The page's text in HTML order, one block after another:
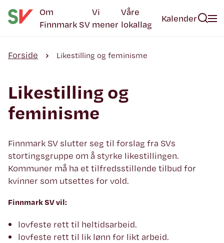
Om
Finnmark SV
Vi
mener
Våre
lokallag
Kalender
Forside Likestilling og feminisme
Likestilling og
feminisme
Finnmark SV slutter seg til forslag fra SVs
stortingsgruppe om å styrke likestillingen.
Kommuner må ha et tilfredsstillende tilbud for
kvinner som utsettes for vold.
Finnmark SV vil:
lovfeste rett til heltidsarbeid.
lovfeste rett til lik lønn for likt arbeid.